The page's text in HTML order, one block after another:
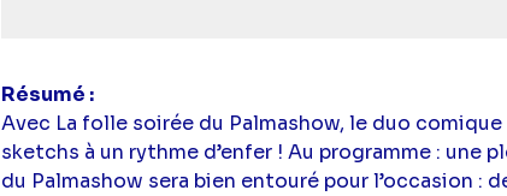
Résumé
Avec La folle soirée du Palmashow, le duo
sketchs à un rythme d’enfer ! Au programme :
du Palmashow sera bien entouré pour l’occasion :